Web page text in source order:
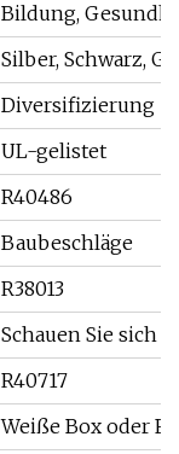
Bildung,
Silber, Schwarz,
Diversifizierung
UL-gelistet
R40486
Baubeschläge
R38013
Schauen Sie sich
R40717
Weiße Box oder